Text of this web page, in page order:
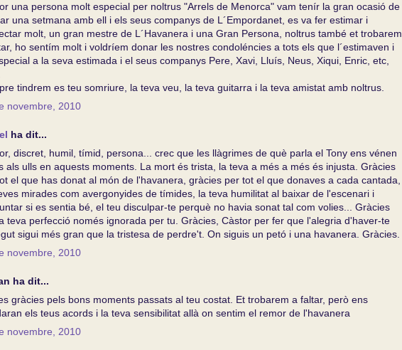
una persona molt especial per noltrus "Arrels de Menorca" vam tenír la gran ocasió de
una setmana amb ell i els seus companys de L´Empordanet, es va fer estimar i
molt, un gran mestre de L´Havanera i una Gran Persona, noltrus també et trobarem
ho sentím molt i voldríem donar les nostres condoléncies a tots els que l´estimaven i
a la seva estimada i el seus companys Pere, Xavi, Lluís, Neus, Xiqui, Enric, etc,
tindrem es teu somriure, la teva veu, la teva guitarra i la teva amistat amb noltrus.
novembre, 2010
ha dit...
discret, humil, tímid, persona... crec que les llàgrimes de què parla el Tony ens vénen
als ulls en aquests moments. La mort és trista, la teva a més a més és injusta. Gràcies
el que has donat al món de l'havanera, gràcies per tot el que donaves a cada cantada,
mirades com avergonyides de tímides, la teva humilitat al baixar de l'escenari i
si es sentia bé, el teu disculpar-te perquè no havia sonat tal com volies... Gràcies
teva perfecció només ignorada per tu. Gràcies, Càstor per fer que l'alegria d'haver-te
sigui més gran que la tristesa de perdre't. On siguis un petó i una havanera. Gràcies.
novembre, 2010
ha dit...
gràcies pels bons moments passats al teu costat. Et trobarem a faltar, però ens
els teus acords i la teva sensibilitat allà on sentim el remor de l'havanera
novembre, 2010